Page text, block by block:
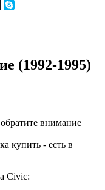
(1992-1995)
внимание
купить - есть в
Civic: